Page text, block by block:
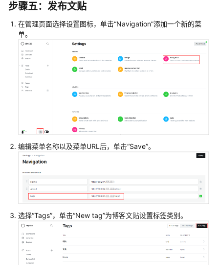
步骤五：发布文贴
在管理页面选择设置图标，单击“Navigation”添加一个新的菜
单。
编辑菜单名称以及菜单URL后，单击“Save”。
选择“Tags”，单击“New tag”为博客文贴设置标签类别。